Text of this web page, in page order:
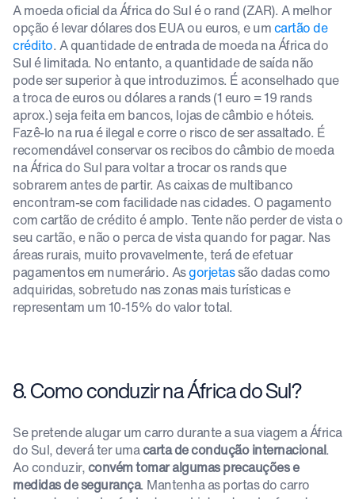
A moeda oficial da África do Sul é o rand (ZAR). A melhor
opção é levar dólares dos EUA ou euros, e umcartão de
crédito. A quantidade de entrada de moeda na África do
Sul é limitada. No entanto, a quantidade de saída não
pode ser superior à que introduzimos. É aconselhado que
a troca de euros ou dólares a rands (1 euro = 19 rands
aprox.) seja feita em bancos, lojas de câmbio e hóteis.
Fazê-lo na rua é ilegal e corre o risco de ser assaltado. É
recomendável conservar os recibos do câmbio de moeda
na África do Sul para voltar a trocar os rands que
sobrarem antes de partir. As caixas de multibanco
encontram-se com facilidade nas cidades. O pagamento
com cartão de crédito é amplo. Tente não perder de vista o
seu cartão, e não o perca de vista quando for pagar. Nas
áreas rurais, muito provavelmente, terá de efetuar
pagamentos em numerário. Asgorjetassão dadas como
adquiridas, sobretudo nas zonas mais turísticas e
representam um 10-15% do valor total.
8. Como conduzir na África do Sul?
Se pretende alugar um carro durante a sua viagem a África
do Sul, deverá ter umacarta de condução internacional.
Ao conduzir,convém tomar algumas precauções e
medidas de segurança. Mantenha as portas do carro